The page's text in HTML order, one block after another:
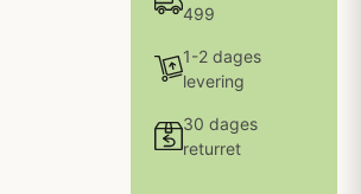
499
1-2 dages
levering
30 dages
returret